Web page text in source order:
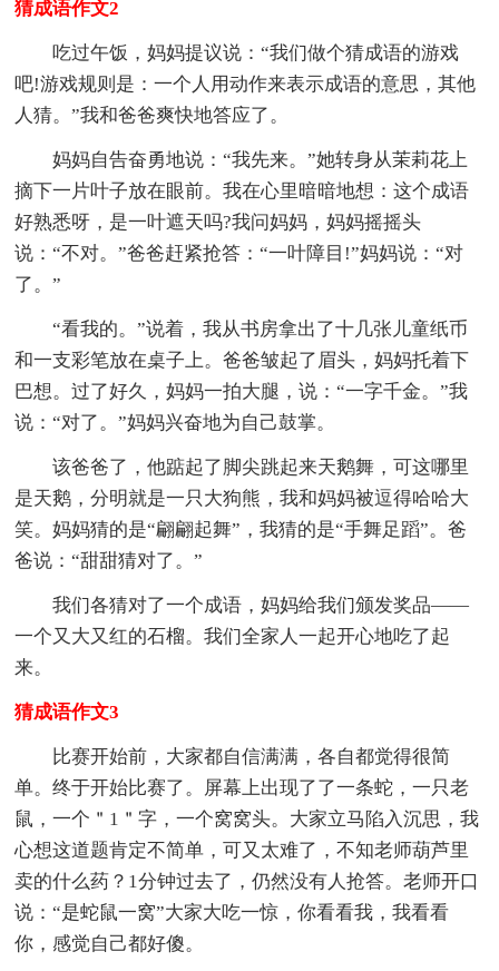
猜成语作文2
吃过午饭，妈妈提议说：“我们做个猜成语的游戏
吧!游戏规则是：一个人用动作来表示成语的意思，其他
人猜。”我和爸爸爽快地答应了。
妈妈自告奋勇地说：“我先来。”她转身从茉莉花上
摘下一片叶子放在眼前。我在心里暗暗地想：这个成语
好熟悉呀，是一叶遮天吗?我问妈妈，妈妈摇摇头
说：“不对。”爸爸赶紧抢答：“一叶障目!”妈妈说：“对
了。”
“看我的。”说着，我从书房拿出了十几张儿童纸币
和一支彩笔放在桌子上。爸爸皱起了眉头，妈妈托着下
巴想。过了好久，妈妈一拍大腿，说：“一字千金。”我
说：“对了。”妈妈兴奋地为自己鼓掌。
该爸爸了，他踮起了脚尖跳起来天鹅舞，可这哪里
是天鹅，分明就是一只大狗熊，我和妈妈被逗得哈哈大
笑。妈妈猜的是“翩翩起舞”，我猜的是“手舞足蹈”。爸
爸说：“甜甜猜对了。”
我们各猜对了一个成语，妈妈给我们颁发奖品——
一个又大又红的石榴。我们全家人一起开心地吃了起
来。
猜成语作文3
比赛开始前，大家都自信满满，各自都觉得很简
单。终于开始比赛了。屏幕上出现了了一条蛇，一只老
鼠，一个＂1＂字，一个窝窝头。大家立马陷入沉思，我
心想这道题肯定不简单，可又太难了，不知老师葫芦里
卖的什么药？1分钟过去了，仍然没有人抢答。老师开口
说：“是蛇鼠一窝”大家大吃一惊，你看看我，我看看
你，感觉自己都好傻。